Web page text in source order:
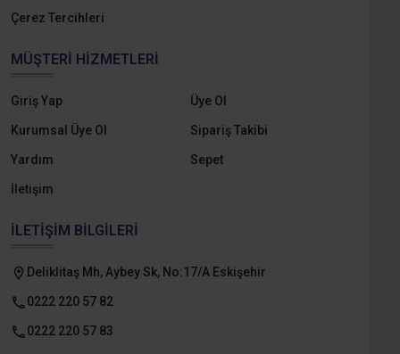
Çerez Tercihleri
MÜŞTERI HIZMETLERI
Giriş Yap Üye Ol
Kurumsal Üye Ol Sipariş Takibi
Yardım Sepet
İletişim
İLETIŞIM BILGILERI
Deliklitaş Mh, Aybey Sk, No:17/A Eskişehir
0222 220 57 82
0222 220 57 83